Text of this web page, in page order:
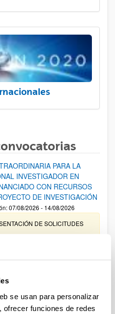
se usan para personalizar
funciones de redes
PARA LA
INVESTIGADOR EN
CON RECURSOS
DE INVESTIGACIÓN
07/08/2026 - 14/08/2026
DE SOLICITUDES
adquisición y renovación de
del listado provisional de
23/03/2026: Relación